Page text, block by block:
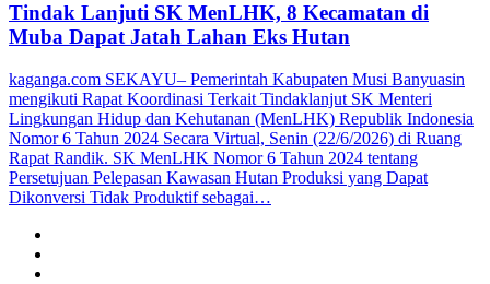
Tindak Lanjuti SK MenLHK, 8 Kecamatan di
Muba Dapat Jatah Lahan Eks Hutan
kaganga.com SEKAYU– Pemerintah Kabupaten Musi Banyuasin
mengikuti Rapat Koordinasi Terkait Tindaklanjut SK Menteri
Lingkungan Hidup dan Kehutanan (MenLHK) Republik Indonesia
Nomor 6 Tahun 2024 Secara Virtual, Senin (22/6/2026) di Ruang
Rapat Randik. SK MenLHK Nomor 6 Tahun 2024 tentang
Persetujuan Pelepasan Kawasan Hutan Produksi yang Dapat
Dikonversi Tidak Produktif sebagai…